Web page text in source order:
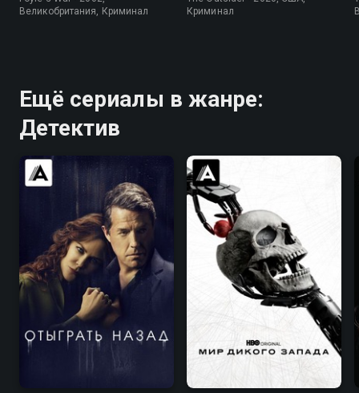
Великобритания, Криминал
Криминал
Ещё сериалы в жанре:
Детектив
8.4